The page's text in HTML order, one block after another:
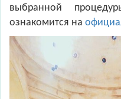
выбранной
ознакомится на